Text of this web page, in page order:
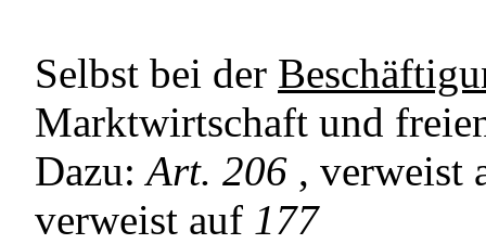
Selbst bei der
Marktwirtschaft und
Dazu:Art. 206 , verweist
verweist auf 177